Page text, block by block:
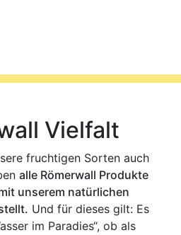
Vielfalt
fruchtigen Sorten auch
alle Römerwall Produkte
unserem natürlichen
Und für dieses gilt: Es
im Paradies“, ob als